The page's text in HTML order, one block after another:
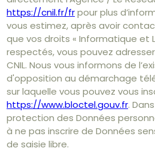
https://cnil.fr/frpour plus
vous estimez, après avoir
que vos droits « Informatique et
respectés, vous pouvez
CNIL. Nous vous informons de
d'opposition au démarchage
sur laquelle vous pouvez vous
https://www.bloctel.gouv.fr.
protection des Données
à ne pas inscrire de Données
de saisie libre.